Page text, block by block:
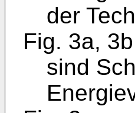
der
Fig. 3a, 3b
sind